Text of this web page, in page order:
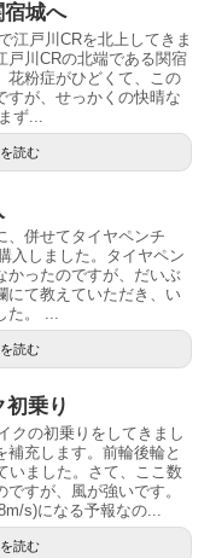
城へ
江戸川CRを北上してきま
戸川CRの北端である関宿
花粉症がひどくて、この
すが、せっかくの快晴な
ず...
読む
、併せてタイヤペンチ
入しました。タイヤペン
かったのですが、だいぶ
にて教えていただき、い
た。 ...
読む
初乗り
クの初乗りをしてきまし
補充します。前輪後輪と
いました。さて、ここ数
すが、風が強いです。
s)になる予報なの...
読む